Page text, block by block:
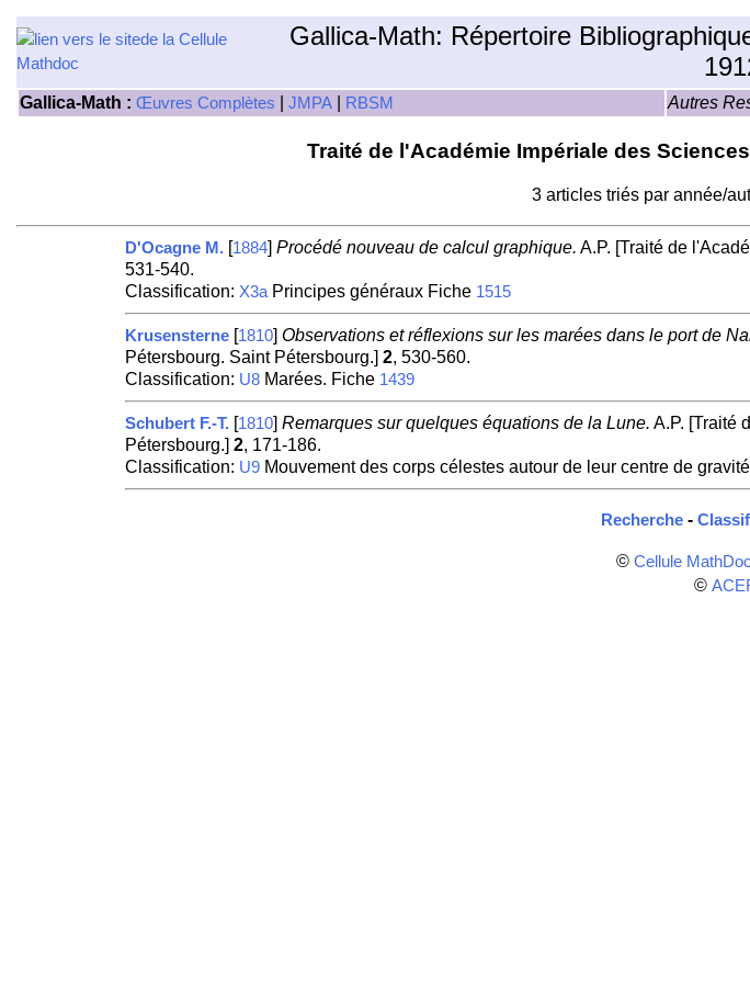
Gallica-Math: Répertoire
Gallica-Math : Œuvres Complètes JMPA RBSM Autres
Traité de l'Académie Impériale des
3 articles triés par année/
D'Ocagne M. [1884] Procédé nouveau de calcul graphique. A.P. [Traité de
531-540.
Classification: X3aPrincipes généraux Fiche 1515
Krusensterne [1810] Observations et réflexions sur les marées dans le port de
Pétersbourg. Saint Pétersbourg.] 2, 530-560.
Classification: U8Marées. Fiche 1439
Schubert F.-T. [1810] Remarques sur quelques équations de la Lune. A.P. [Traité
Pétersbourg.] 2, 171-186.
Classification: U9Mouvement des corps célestes autour de leur centre de
Recherche -
© Cellule MathDoc
©